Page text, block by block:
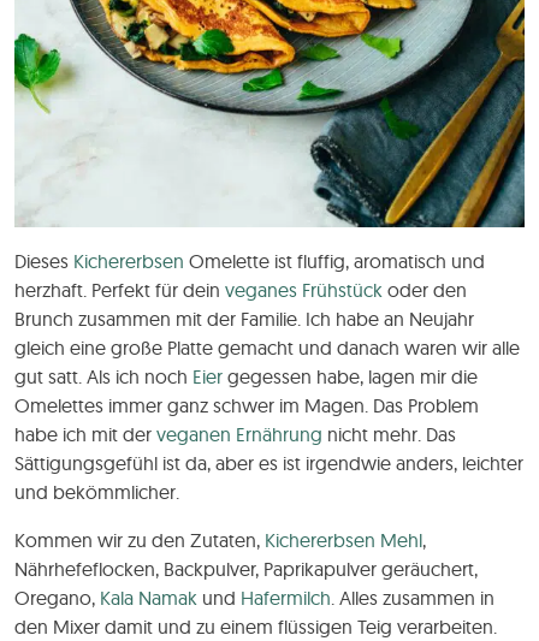
Dieses Kichererbsen Omelette ist fluffig, aromatisch und
herzhaft. Perfekt für dein veganes Frühstück oder den
Brunch zusammen mit der Familie. Ich habe an Neujahr
gleich eine große Platte gemacht und danach waren wir alle
gut satt. Als ich noch Eier gegessen habe, lagen mir die
Omelettes immer ganz schwer im Magen. Das Problem
habe ich mit der veganen Ernährung nicht mehr. Das
Sättigungsgefühl ist da, aber es ist irgendwie anders, leichter
und bekömmlicher.
Kommen wir zu den Zutaten, Kichererbsen Mehl,
Nährhefeflocken, Backpulver, Paprikapulver geräuchert,
Oregano, Kala Namak und Hafermilch . Alles zusammen in
den Mixer damit und zu einem flüssigen Teig verarbeiten.